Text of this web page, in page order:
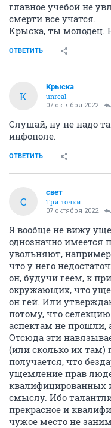
главное учебой не
смерти все учатся.
Крыска, ты молодец.
ОТВЕТИТЬ
К
Крыска
unreal
07 октября 2022
Слушай, ну не надо
инфополе.
ОТВЕТИТЬ
С
свет
Три точки
07 октября 2022
Я вообще не вижу
однозначно имеется
увольняют,
что у него
он, будучи геем, к
окружающих, что
он гей. Или
потому, что
аспектам не прошли,
Отсюда эти
(или сколько их там)
получается, что
ущемление прав
квалифицированных
смыслу. Ибо
прекрасное и
чужое место не